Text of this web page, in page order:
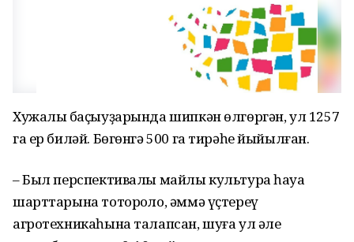
Хужалыҡ баҫыуҙарында шипкән өлгөргән, ул 1257
га ер биләй. Бөгөнгә 500 га тирәһе йыйылған.
– Был перспективалы майлы культура һауа
шарттарына тотороҡло, әммә үҫтереү
агротехникаһына талапсан, шуға ул әле